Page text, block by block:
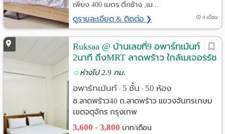
เพียง 400 เมตร ตึกช้าง ,เม...
ดูรายละเอียด & ติดต่อ ❯ 4 เดือน
Ruksaa @ บ้านเลขที่9 อพาร์ทเม้นท์
2นาที ถึงMRT ลาดพร้าว ใกล้เมเจอร์รัช
โยธิน
ห่างไป 2.9 กม.
อพาร์ทเม้นท์ • 5 ชั้น • 50 ห้อง
ซ.ลาดพร้าว40 ถ.ลาดพร้าว แขวงจันทรเกษม
เขตจตุจักร กรุงเทพ
3,600 - 3,800 บาท/เดือน